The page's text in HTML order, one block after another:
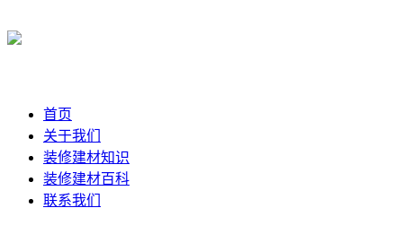
首页
关于我们
装修建材知识
装修建材百科
联系我们